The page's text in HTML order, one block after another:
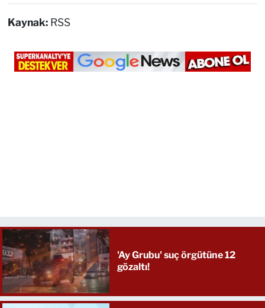
Kaynak: RSS
'Ay Grubu' suç örgütüne 12
gözaltı!